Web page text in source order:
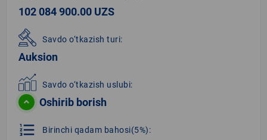
102 084 900.00 UZS
Savdo o‘tkazish turi:
Auksion
Savdo o‘tkazish uslubi:
Oshirib borish
format_list_numbered Birinchi qadam bahosi(5%):